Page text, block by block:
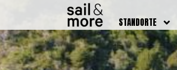
STANDORTE
DEUTSCHLAND
BADEN BADEN
BRUCHSAL